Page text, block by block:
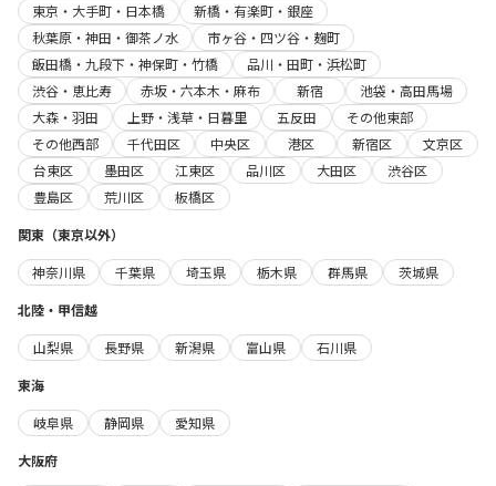
東京・大手町・日本橋
新橋・有楽町・銀座
秋葉原・神田・御茶ノ水
市ヶ谷・四ツ谷・麹町
飯田橋・九段下・神保町・竹橋
品川・田町・浜松町
渋谷・恵比寿
赤坂・六本木・麻布 新宿
池袋・高田馬場
大森・羽田
上野・浅草・日暮里 五反田
その他東部
その他西部
千代田区 中央区 港区 新宿区
文京区
台東区
墨田区 江東区 品川区 大田区
渋谷区
豊島区
荒川区
板橋区
関東（東京以外）
神奈川県
千葉県 埼玉県 栃木県 群馬県
茨城県
北陸・甲信越
山梨県
長野県 新潟県 富山県
石川県
東海
岐阜県
静岡県
愛知県
大阪府